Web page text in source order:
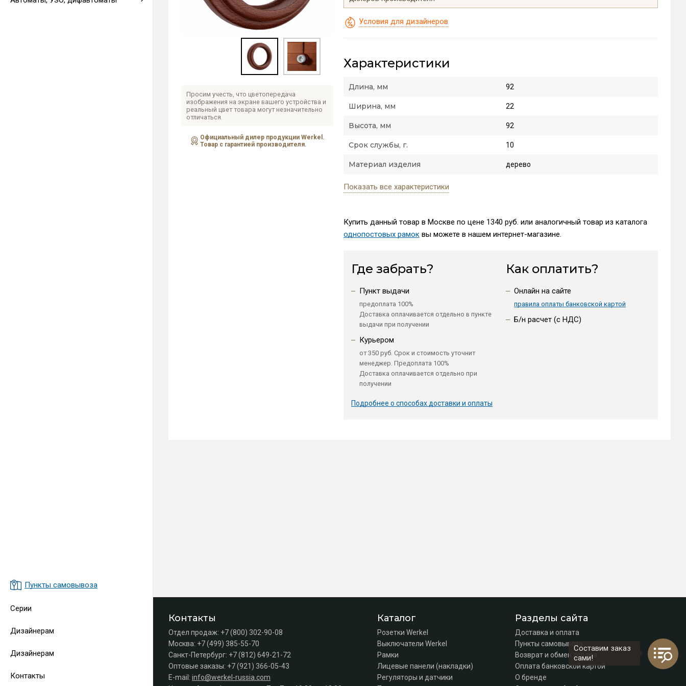
Пункты самовывоза
Серии
Дизайнерам
Дизайнерам
Контакты
Просим учесть, что цветопередача
изображения на экране вашего устройства и
реальный цвет товара могут незначительно
отличаться.
Официальный дилер продукции Werkel.
Товар с гарантией производителя.
Условия для дизайнеров
Характеристики
Длина, мм 92
Ширина, мм 22
Высота, мм 92
Срок службы, г. 10
Материал изделия дерево
Показать все характеристики
Купить данный товар в Москве по цене 1340 руб. или аналогичный товар из каталога
однопостовых рамок вы можете в нашем интернет-магазине.
Где забрать?
Пункт выдачи
предоплата 100%
Доставка оплачивается отдельно в пункте
выдачи при получении
Курьером
от 350 руб. Срок и стоимость уточнит
менеджер. Предоплата 100%
Доставка оплачивается отдельно при
получении
Подробнее о способах доставки и оплаты
Как оплатить?
Онлайн на сайте
правила оплаты банковской картой
Б/н расчет (c НДС)
Контакты
Отдел продаж: +7 (800) 302-90-08
Москва: +7 (499) 385-55-70
Санкт-Петербург: +7 (812) 649-21-72
Оптовые заказы: +7 (921) 366-05-43
E-mail: info@werkel-russia.com
Каталог
Розетки Werkel
Выключатели Werkel
Рамки
Лицевые панели (накладки)
Регуляторы и датчики
Разделы сайта
Доставка и оплата
Пункты самовывоза
Возврат и обмен товара
Оплата банковской картой
О бренде
Составим заказ
сами!